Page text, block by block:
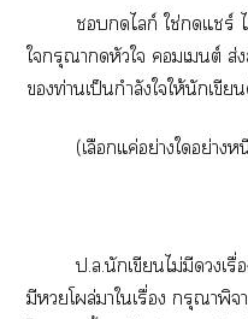
ไลก์ ใช่แชร์
ใกรุณาหัวใ เต์ ส่
ท่านเป็นกำลังใให้นักเขีย
(เลือกแค่อย่างใอย่าง
ป.ล.นักเขียนไม่มีดเรื่
มีโผล่าใเรื่อง กรุณาพิ